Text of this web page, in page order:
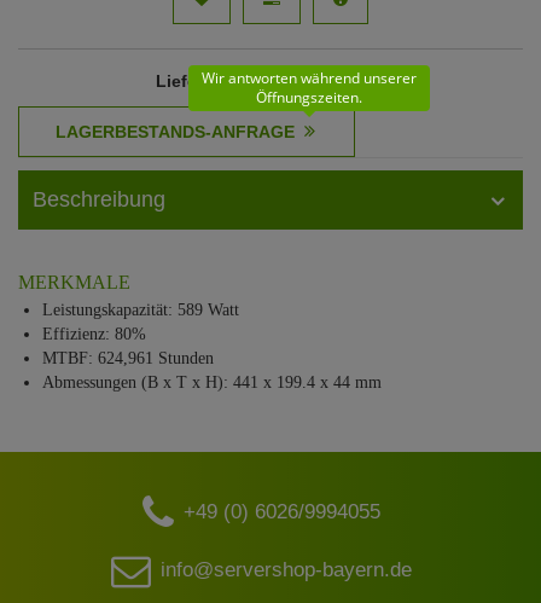
Lieferzeit: 31 - 32 Werktage
Wir antworten während unserer
Öffnungszeiten.
Beschreibung
MERKMALE
Leistungskapazität: 589 Watt
Effizienz: 80%
MTBF: 624,961 Stunden
Abmessungen (B x T x H): 441 x 199.4 x 44 mm
+49 (0) 6026/9994055
info@servershop-bayern.de